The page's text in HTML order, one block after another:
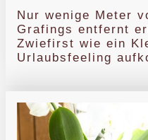
Nur wenige Meter
Grafings entfernt
Zwiefirst wie ein
Urlaubsfeeling